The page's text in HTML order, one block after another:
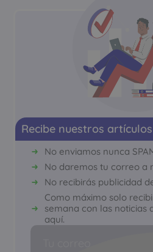
Recibe nuestros
No enviamos nunca
No daremos tu correo a
No recibirás publicidad
Como máximo solo
semana con las noticias
aquí.